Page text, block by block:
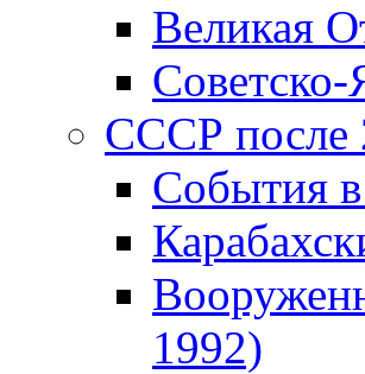
Великая
СССР после
События в
1992)